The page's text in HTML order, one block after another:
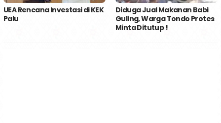
UEA Rencana Investasi di KEK
Palu
Diduga Jual Makanan Babi
Guling, Warga Tondo Protes
Minta Ditutup !